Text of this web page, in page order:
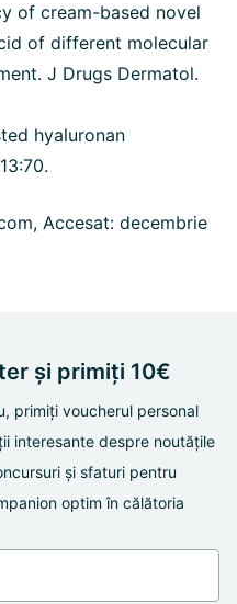
of cream-based novel
of different molecular
J Drugs Dermatol.
hyaluronan
Accesat: decembrie
și primiți 10€
primiți voucherul personal
interesante despre noutățile
și sfaturi pentru
optim în călătoria